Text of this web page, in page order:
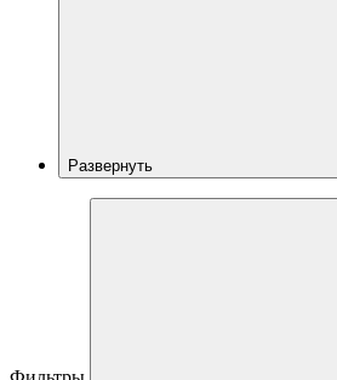
Развернуть